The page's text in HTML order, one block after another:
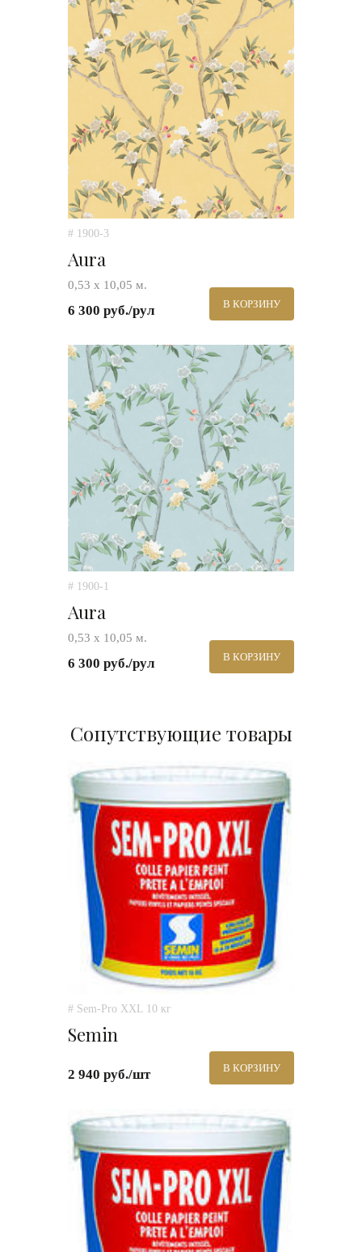
# 1900-3
Aura
0,53 х 10,05 м.
6 300 руб./рул В КОРЗИНУ
# 1900-1
Aura
0,53 х 10,05 м.
6 300 руб./рул В КОРЗИНУ
Сопутствующие товары
# Sem-Pro XXL 10 кг
Semin
2 940 руб./шт В КОРЗИНУ